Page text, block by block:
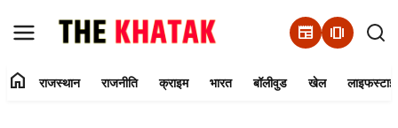
newspaper amp_stories
home राजस्थान राजनीति क्राइम भारत बॉलीवुड खेल